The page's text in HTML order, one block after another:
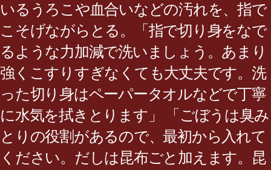
いるうろこや血合いなどの汚れを、指で
こそげながらとる。「指で切り身をなで
るような力加減で洗いましょう。あまり
強くこすりすぎなくても大丈夫です。洗
った切り身はペーパータオルなどで丁寧
に水気を拭きとります」 「ごぼうは臭み
とりの役割があるので、最初から入れて
ください。だしは昆布ごと加えます。昆